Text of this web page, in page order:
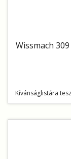
Wissmach
Kívánságlistára